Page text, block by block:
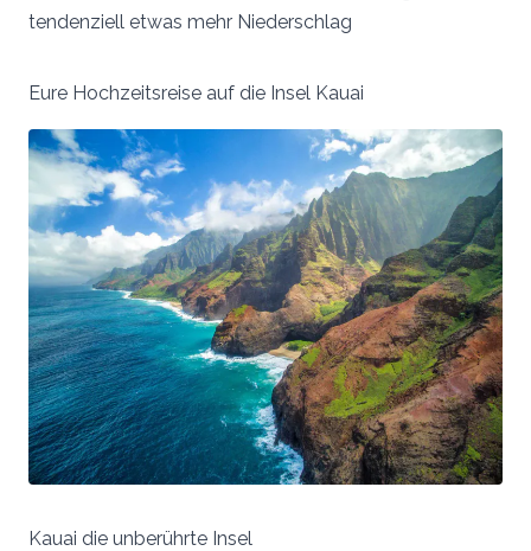
tendenziell etwas mehr Niederschlag
Eure Hochzeitsreise auf die Insel Kauai
Kauai die unberührte Insel